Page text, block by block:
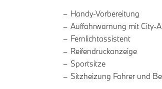
Handy-Vorbereitung
Auffahrwarnung mit City-
Fernlichtassistent
Reifendruckanzeige
Sportsitze
Sitzheizung Fahrer und